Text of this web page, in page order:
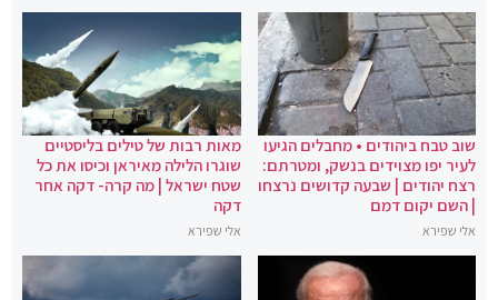
שוב טבח ביהודים • מחבלים הגיעו
לעיר יפו מצוידים בנשק, ומטרתם:
רצח יהודים | שבעה קדושים נרצחו
| השם יקום דמם
אלי שפירא
מאות רבות של טילים בליסטיים
שוגרו הלילה מאיראן וכיסו את כל
שטח ישראל | מה קרה- דקה אחר
דקה
אלי שפירא